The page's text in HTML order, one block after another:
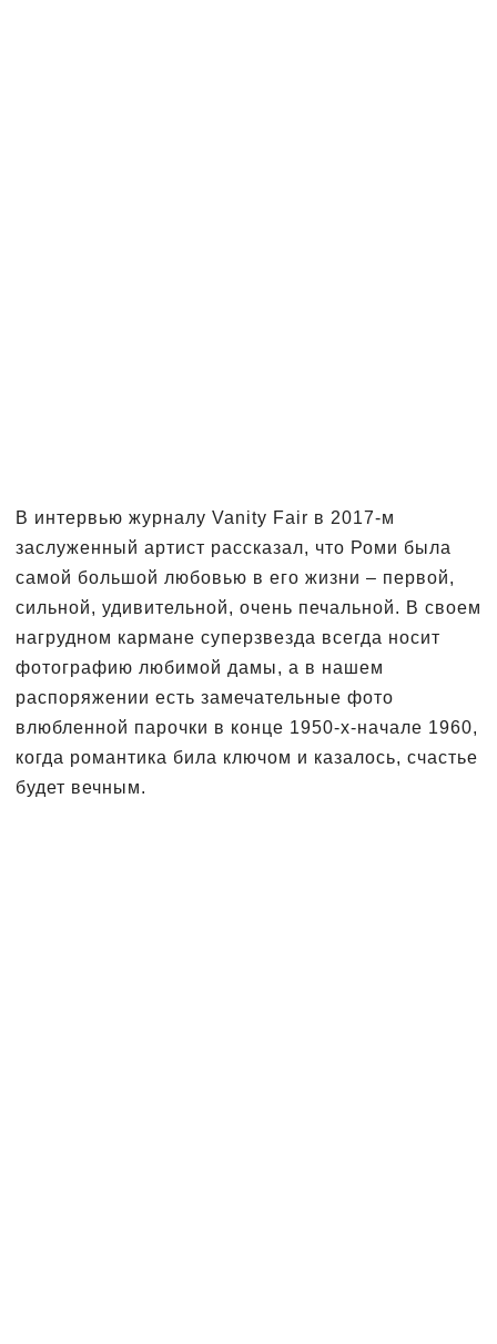
В интервью журналу Vanity Fair в 2017-м
заслуженный артист рассказал, что Роми была
самой большой любовью в его жизни – первой,
сильной, удивительной, очень печальной. В своем
нагрудном кармане суперзвезда всегда носит
фотографию любимой дамы, а в нашем
распоряжении есть замечательные фото
влюбленной парочки в конце 1950-х-начале 1960,
когда романтика била ключом и казалось, счастье
будет вечным.